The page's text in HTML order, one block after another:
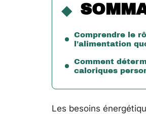
Comprendre le
l’alimentation
Comment
caloriques
Les besoins